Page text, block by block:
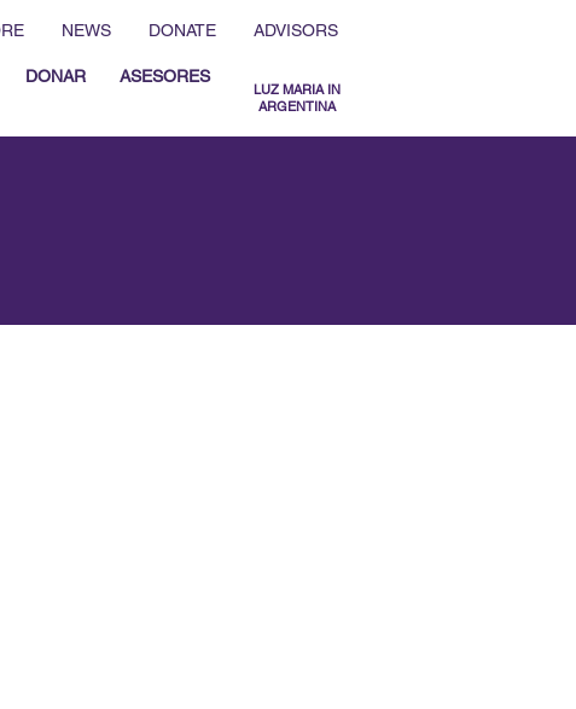
NEWS DONATE ADVISORS
DONAR ASESORES
LUZ MARIA IN
ARGENTINA